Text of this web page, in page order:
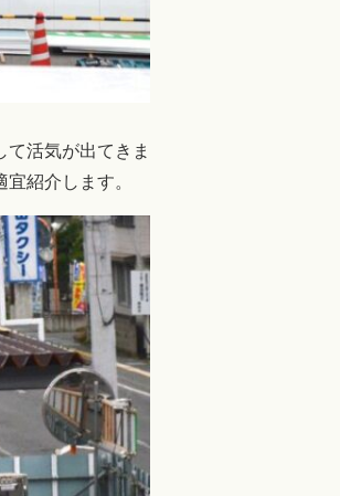
て活気が出てきま
紹介します。